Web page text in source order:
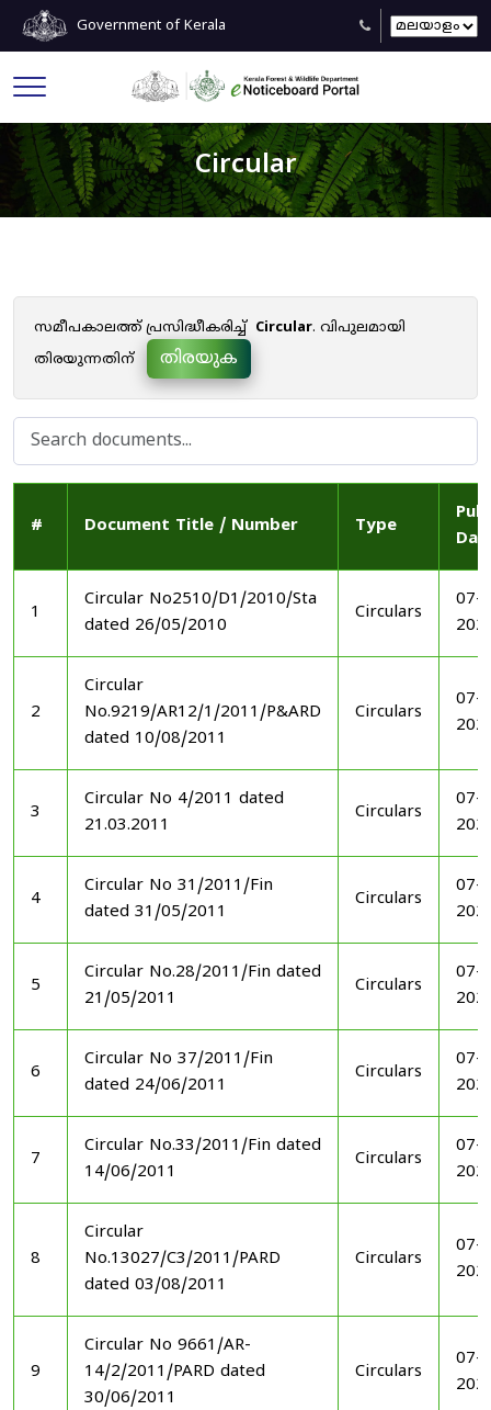
Government of Kerala
Circular
സമീപകാലത്ത് പ്രസിദ്ധീകരിച്ച് Circular. വിപുലമായി
തിരയുന്നതിന്
തിരയുക
# Document Title / Number Type
1
Circular No2510/D1/2010/Sta
dated 26/05/2010
Circulars
07-
2
Circular
No.9219/AR12/1/2011/P&ARD
dated 10/08/2011
Circulars
07-
3
Circular No 4/2011 dated
21.03.2011
Circulars
07-
4
Circular No 31/2011/Fin
dated 31/05/2011
Circulars
07-
5
Circular No.28/2011/Fin dated
21/05/2011
Circulars
07-
6
Circular No 37/2011/Fin
dated 24/06/2011
Circulars
07-
7
Circular No.33/2011/Fin dated
14/06/2011
Circulars
07-
8
Circular
No.13027/C3/2011/PARD
dated 03/08/2011
Circulars
07-
9
Circular No 9661/AR-
14/2/2011/PARD dated
30/06/2011
Circulars
07-